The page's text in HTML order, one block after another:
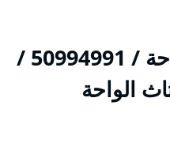
خدمة نقل عفش الواحة / 50994991 /
الواحة